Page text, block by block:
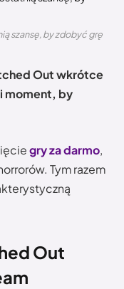
szansę, by zdobyć grę
Out wkrótce
moment, by
gry za darmo,
Tym razem
Out